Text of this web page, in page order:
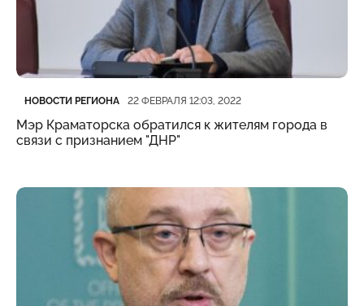
Категория
НОВОСТИ РЕГИОНА
Дата публикации 22 ФЕВРАЛЯ 12:03, 2022
Мэр Краматорска обратился к жителям города в
связи с признанием "ДНР"